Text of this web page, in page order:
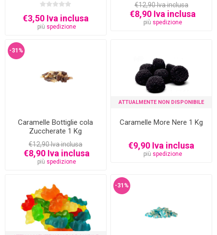
€3,50 Iva inclusa
più spedizione
€12,90 Iva inclusa
€8,90 Iva inclusa
più spedizione
-31%
Caramelle Bottiglie cola
Zuccherate 1 Kg
€12,90 Iva inclusa
€8,90 Iva inclusa
più spedizione
ATTUALMENTE NON DISPONIBILE
Caramelle More Nere 1 Kg
€9,90 Iva inclusa
più spedizione
-31%